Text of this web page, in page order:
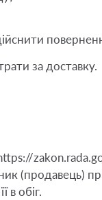
за доставку.
(продавець)
в обіг.